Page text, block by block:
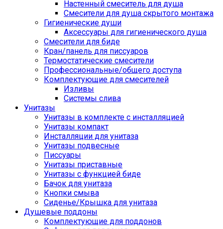
Настенный смеситель для душа
Смесители для душа скрытого монтажа
Гигиенические души
Аксессуары для гигиенического душа
Смесители для биде
Кран/панель для писсуаров
Термостатические смесители
Профессиональные/общего доступа
Комплектующие для смесителей
Изливы
Системы слива
Унитазы
Унитазы в комплекте с инсталляцией
Унитазы компакт
Инсталляции для унитаза
Унитазы подвесные
Писсуары
Унитазы приставные
Унитазы с функцией биде
Бачок для унитаза
Кнопки смыва
Сиденье/Крышка для унитаза
Душевые поддоны
Комплектующие для поддонов